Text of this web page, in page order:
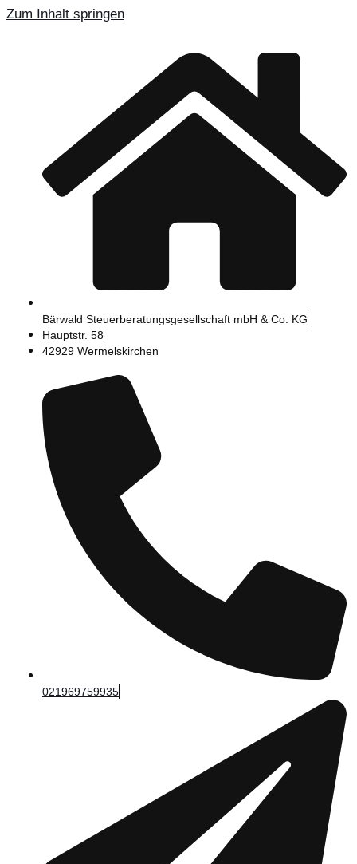
Zum Inhalt springen
Bärwald Steuerberatungsgesellschaft mbH & Co. KG
Hauptstr. 58
42929 Wermelskirchen
021969759935